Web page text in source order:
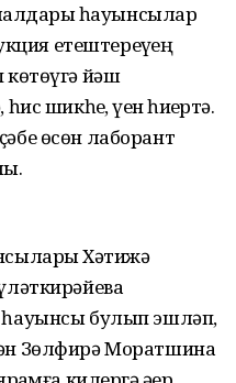
һауынсылар
етештереүҙең
йәш
шикһеҙ, үҙен һиҙҙертә.
өсөн лаборант
Хәтижә
булып эшләп,
Зөлфирә Моратшина